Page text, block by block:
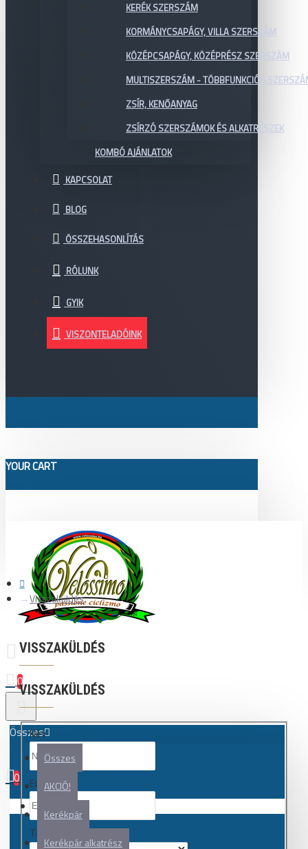
KERÉK SZERSZÁM
KORMÁNYCSAPÁGY, VILLA SZERSZÁM
KÖZÉPCSAPÁGY, KÖZÉPRÉSZ SZERSZÁM
MULTISZERSZÁM - TÖBBFUNKCIÓS
ZSÍR, KENŐANYAG
ZSÍRZÓ SZERSZÁMOK ÉS ALKATRÉSZEK
KOMBÓ AJÁNLATOK
KAPCSOLAT
BLOG
ÖSSZEHASONLÍTÁS
RÓLUNK
GYIK
VISZONTELADÓINK
YOUR CART
0
Összes
Összes
AKCIÓ!
Kerékpár
Kerékpár alkatrész
0
Az Ön kosara üres!
Visszaküldés
VISSZAKÜLDÉS
VISSZAKÜLDÉS
Név
Email cím
Tárgy